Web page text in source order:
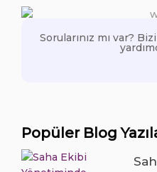
Sorularınız mı var?
Popüler Blog